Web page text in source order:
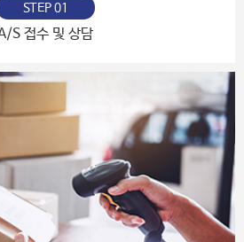
STEP 01
S 접수 및 상담